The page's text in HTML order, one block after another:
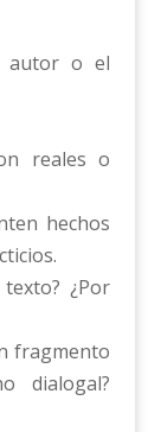
autor o el
reales o
hechos
¿Por
fragmento
dialogal?